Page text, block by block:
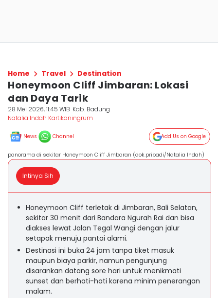
Home Travel Destination
Honeymoon Cliff Jimbaran: Lokasi
dan Daya Tarik
28 Mei 2026, 11:45 WIB Kab. Badung
Natalia Indah Kartikaningrum
News Channel Add Us on Google
panorama di sekitar Honeymoon Cliff Jimbaran (dok.pribadi/Natalia Indah)
Intinya Sih
Honeymoon Cliff terletak di Jimbaran, Bali Selatan,
sekitar 30 menit dari Bandara Ngurah Rai dan bisa
diakses lewat Jalan Tegal Wangi dengan jalur
setapak menuju pantai alami.
Destinasi ini buka 24 jam tanpa tiket masuk
maupun biaya parkir, namun pengunjung
disarankan datang sore hari untuk menikmati
sunset dan berhati-hati karena minim penerangan
malam.